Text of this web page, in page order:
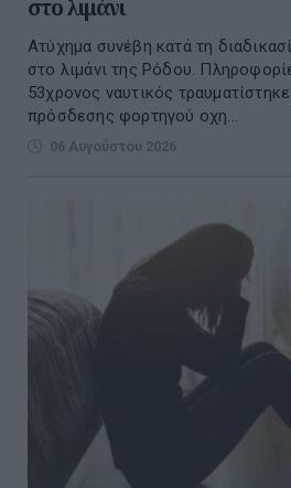
στο λιμάνι
Ατύχημα συνέβη κατά τη
στο λιμάνι της Ρόδου.
53χρονος ναυτικός
πρόσδεσης φορτηγού οχη...
06 Αυγούστου 2026